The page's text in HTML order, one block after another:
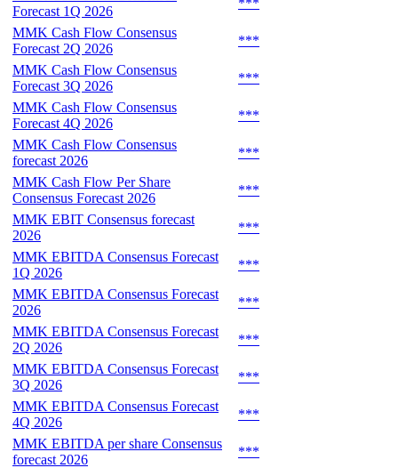
Forecast 1Q 2026
MMK Cash Flow Consensus
Forecast 2Q 2026
***
MMK Cash Flow Consensus
Forecast 3Q 2026
***
MMK Cash Flow Consensus
Forecast 4Q 2026
***
MMK Cash Flow Consensus
forecast 2026
***
MMK Cash Flow Per Share
Consensus Forecast 2026
***
MMK EBIT Consensus forecast
2026
***
MMK EBITDA Consensus Forecast
1Q 2026
***
MMK EBITDA Consensus Forecast
2026
***
MMK EBITDA Consensus Forecast
2Q 2026
***
MMK EBITDA Consensus Forecast
3Q 2026
***
MMK EBITDA Consensus Forecast
4Q 2026
***
MMK EBITDA per share Consensus
forecast 2026
***